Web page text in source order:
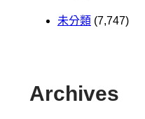
未分類 (7,747)
Archives